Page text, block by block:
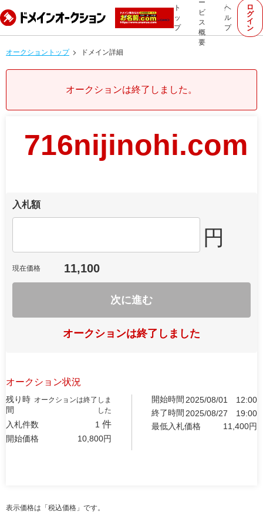
ト
ッ
プ
ー
ビ
ス
概
要
ヘ
ル
プ
ロ
グ
イ
ン
オークショントップ ドメイン詳細
オークションは終了しました。
716nijinohi.com
入札額
円
現在価格 11,100
次に進む
オークションは終了しました
オークション状況
残り時
間
オークションは終了しま
した
入札件数 1 件
開始価格 10,800円
開始時間 2025/08/01
12:00
終了時間 2025/08/27
19:00
最低入札価格
11,400円
表示価格は「税込価格」です。